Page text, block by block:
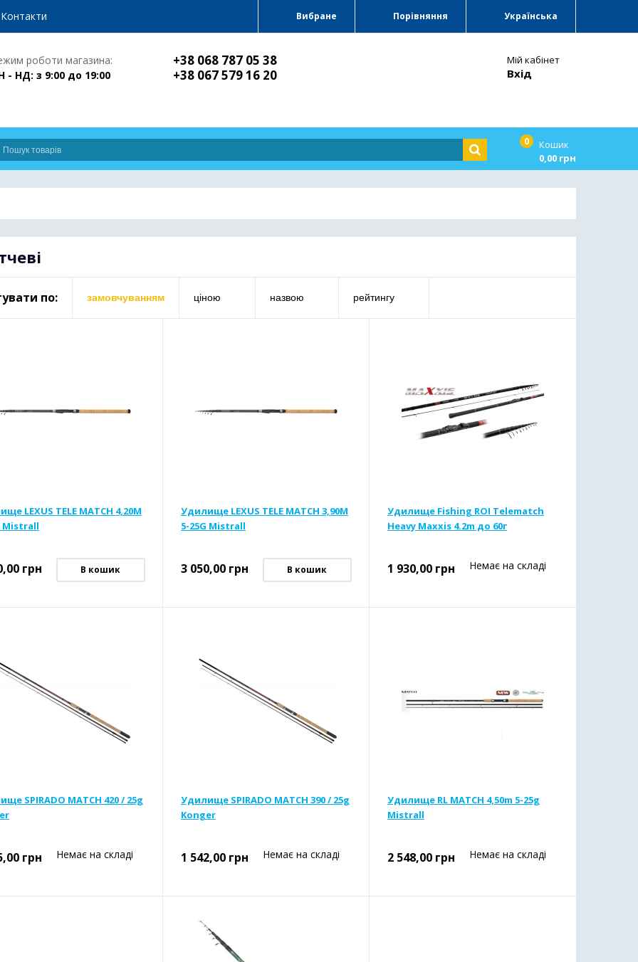
Контакти Вибране Порівняння Українська
Мій кабінет
Вхід
роботи магазина:
- НД: з 9:00 до 19:00
+38 068 787 05 38
+38 067 579 16 20
0
Кошик
0,00 грн
по: замовчуванням ціною назвою рейтингу
LEXUS TELE MATCH 4,20M
Mistrall
грн В кошик
Удилище LEXUS TELE MATCH 3,90M
5-25G Mistrall
3 050,00 грн В кошик
Удилище Fishing ROI Telematch
Heavy Maxxis 4.2m до 60г
1 930,00 грн Немає на складі
SPIRADO MATCH 420 / 25g
грн Немає на складі
Удилище SPIRADO MATCH 390 / 25g
Konger
1 542,00 грн Немає на складі
Удилище RL MATCH 4,50m 5-25g
Mistrall
2 548,00 грн Немає на складі